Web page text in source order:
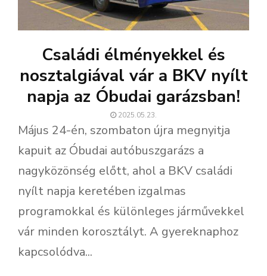
Családi élményekkel és
nosztalgiával vár a BKV nyílt
napja az Óbudai garázsban!
2025.05.23.
Május 24-én, szombaton újra megnyitja
kapuit az Óbudai autóbuszgarázs a
nagyközönség előtt, ahol a BKV családi
nyílt napja keretében izgalmas
programokkal és különleges járművekkel
vár minden korosztályt. A gyereknaphoz
kapcsolódva...